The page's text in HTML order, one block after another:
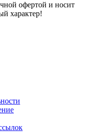
офертой и носит
характер!